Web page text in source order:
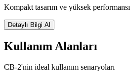
Kompakt tasarım ve yüksek
Detaylı Bilgi Al
Kullanım Alanları
CB-2'nin ideal kullanım senaryoları